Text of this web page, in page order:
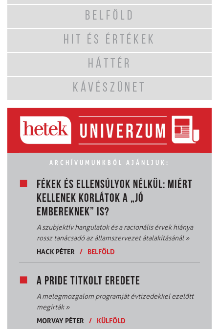
BELFÖLD
HIT ÉS ÉRTÉKEK
HÁTTÉR
KÁVÉSZÜNET
ARCHÍVUMUNKBÓL AJÁNLJUK:
FÉKEK ÉS ELLENSÚLYOK NÉLKÜL: MIÉRT
KELLENEK KORLÁTOK A „JÓ
EMBEREKNEK” IS?
A szubjektív hangulatok és a racionális érvek hiánya
rossz tanácsadó az államszervezet átalakításánál»
HACK PÉTER
/ BELFÖLD
A PRIDE TITKOLT EREDETE
A melegmozgalom programját évtizedekkel ezelőtt
megírták»
MORVAY PÉTER
/ KÜLFÖLD